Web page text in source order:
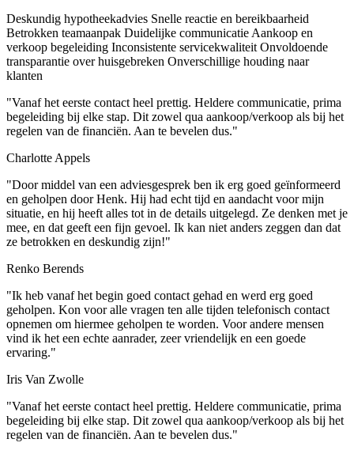
Deskundig hypotheekadvies Snelle reactie en bereikbaarheid
Betrokken teamaanpak Duidelijke communicatieAankoop en
verkoop begeleiding Inconsistente servicekwaliteitOnvoldoende
transparantie over huisgebreken Onverschillige houding naar
klanten
"Vanaf het eerste contact heel prettig. Heldere communicatie, prima
begeleiding bij elke stap. Dit zowel qua aankoop/verkoop als bij het
regelen van de financiën. Aan te bevelen dus."
Charlotte Appels
"Door middel van een adviesgesprek ben ik erg goed geïnformeerd
en geholpen door Henk. Hij had echt tijd en aandacht voor mijn
situatie, en hij heeft alles tot in de details uitgelegd. Ze denken met je
mee, en dat geeft een fijn gevoel. Ik kan niet anders zeggen dan dat
ze betrokken en deskundig zijn!"
Renko Berends
"Ik heb vanaf het begin goed contact gehad en werd erg goed
geholpen. Kon voor alle vragen ten alle tijden telefonisch contact
opnemen om hiermee geholpen te worden. Voor andere mensen
vind ik het een echte aanrader, zeer vriendelijk en een goede
ervaring."
Iris Van Zwolle
"Vanaf het eerste contact heel prettig. Heldere communicatie, prima
begeleiding bij elke stap. Dit zowel qua aankoop/verkoop als bij het
regelen van de financiën. Aan te bevelen dus."